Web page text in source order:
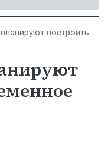
современное жилье и новые соцобъекты